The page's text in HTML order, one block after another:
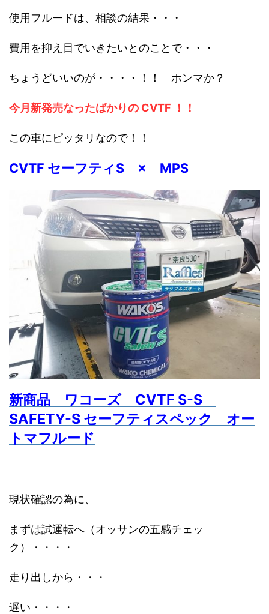
使用フルードは、相談の結果・・・
費用を抑え目でいきたいとのことで・・・
ちょうどいいのが・・・・！！ ホンマか？
今月新発売なったばかりの CVTF ！！
この車にピッタリなので！！
CVTF セーフティS × MPS
新商品 ワコーズ CVTF S-S
SAFETY-S セーフティスペック オー
トマフルード
現状確認の為に、
まずは試運転へ（オッサンの五感チェッ
ク）・・・・
走り出しから・・・
遅い・・・・